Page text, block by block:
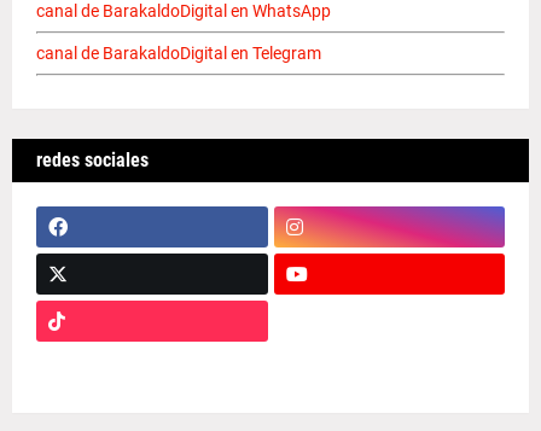
canal de BarakaldoDigital en WhatsApp
canal de BarakaldoDigital en Telegram
redes sociales